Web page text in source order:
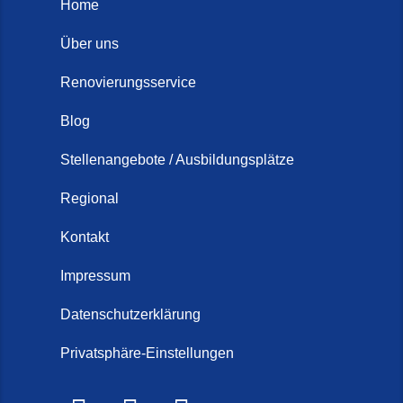
Home
Über uns
Renovierungsservice
Blog
Stellenangebote / Ausbildungsplätze
Regional
Kontakt
Impressum
Datenschutzerklärung
Privatsphäre-Einstellungen